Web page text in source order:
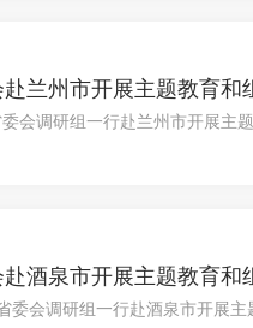
兰州市开展主题教育和
会调研组一行赴兰州市开展主
酒泉市开展主题教育和
委会调研组一行赴酒泉市开展